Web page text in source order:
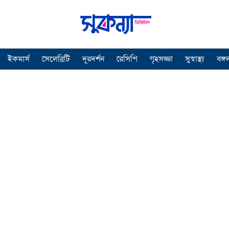
ইকমার্স সেলেব্রিটি দূরদর্শন রেসিপি গৃহসজ্জা সুস্বাস্থ্য